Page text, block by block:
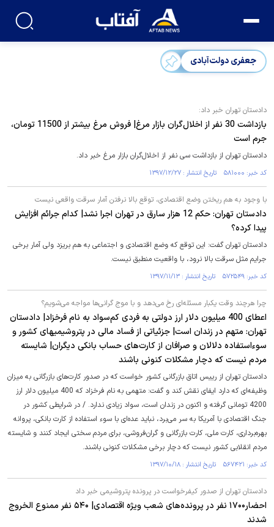
جعفری دولت‌آبادی
دادستان تهران خبر داد:
بازداشت 30 نفر از اخلال‌گران بازار مرغ| فروش مرغ بیشتر از 11500 تومان،
جرم است
دادستان تهران از بازداشت سی نفر از اخلال‌گران بازار مرغ خبر داد.
کد خبر: ۵۸۱۰۰۰ تاریخ انتشار : ۱۳۹۷/۱۲/۲۷
با وجود به هم ریختن وضع اقتصادی، توقع بالا نرفتن آمار سرقت واقعی نیست
دادستان تهران: حکم 12 هزار سارق در تهران اجرا نشد| کدام جرائم افزایش
پیدا کرده؟
دادستان تهران گفت: این توقع که وضع اقتصادی و اجتماعی به هم بریزد ولی آمار برخی
جرایم مثل سرقت بالا نرود، با واقعیت منطبق نیست.
کد خبر: ۵۷۲۵۴۹ تاریخ انتشار : ۱۳۹۷/۱۱/۱۳
چرا هرچند وقت یکبار مسئله‌ای رخ می‌دهد و با موج گرانی‌ها مواجه می‌شویم؟
اعطای 400 میلیون دلار ارز دولتی به فردی کم‌سواد به نام فرخزاد| دادستان
تهران: متهم در زندان است| جزئیاتی از فساد مالی در پتروشیمی‎های کشور و
سوءاستفاده دلالان و صرافان از کارت‌های حساب بانکی دیگران| شایسته
مردم نیست که دچار مشکلات کنونی باشند
دادستان تهران از رییس اتاق بازرگانی کشور خواست که در صدور کارت‌های بازرگانی به میزان
وظیفه‌ای که دارد ایفای نقش کند و گفت:‌ متهمی به نام فرخزاد که 400 میلیون دلار ارز
4200 تومانی گرفته و اکنون در زندان است، سواد زیادی ندارد. / در شرایطی کشور در
جنگ اقتصادی با آمریکا به سر می‌برد، نباید عده‌ای با سوء استفاده از کارت بانکی، پروانه
بهره‌برداری، کارت ملی، کارت بازرگانی و گران‌فروشی، برای مردم سختی ایجاد کنند و شایسته
مردم انقلابی کشور نیست که دچار برخی مشکلات کنونی باشند.
کد خبر: ۵۶۷۴۲۱ تاریخ انتشار : ۱۳۹۷/۱۰/۱۸
دادستان تهران از صدور کیفرخواست در پرونده پتروشیمی خبر داد
احضار۱۷۰۰ نفر در پرونده‌های شعب ویژه اقتصادی| ۵۴۰ نفر ممنوع الخروج
شدند